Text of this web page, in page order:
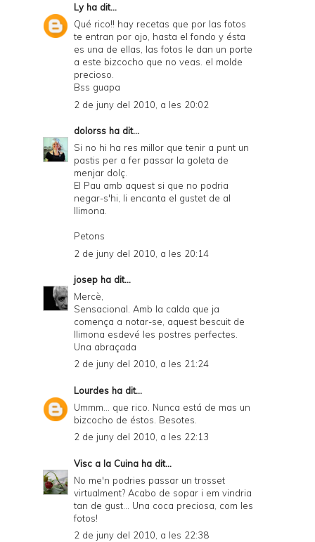
Lyha dit...
Qué rico!! hay recetas que por las fotos
te entran por ojo, hasta el fondo y ésta
es una de ellas, las fotos le dan un porte
a este bizcocho que no veas. el molde
precioso.
Bss guapa
2 de juny del 2010, a les 20:02
dolorss ha dit...
Si no hi ha res millor que tenir a punt un
pastis per a fer passar la goleta de
menjar dolç.
El Pau amb aquest si que no podria
negar-s'hi, li encanta el gustet de al
llimona.
Petons
2 de juny del 2010, a les 20:14
josep ha dit...
Mercè,
Sensacional. Amb la calda que ja
comença a notar-se, aquest bescuit de
llimona esdevé les postres perfectes.
Una abraçada
2 de juny del 2010, a les 21:24
Lourdes ha dit...
Ummm... que rico. Nunca está de mas un
bizcocho de éstos. Besotes.
2 de juny del 2010, a les 22:13
Visc a la Cuina ha dit...
No me'n podries passar un trosset
virtualment? Acabo de sopar i em vindria
tan de gust... Una coca preciosa, com les
fotos!
2 de juny del 2010, a les 22:38